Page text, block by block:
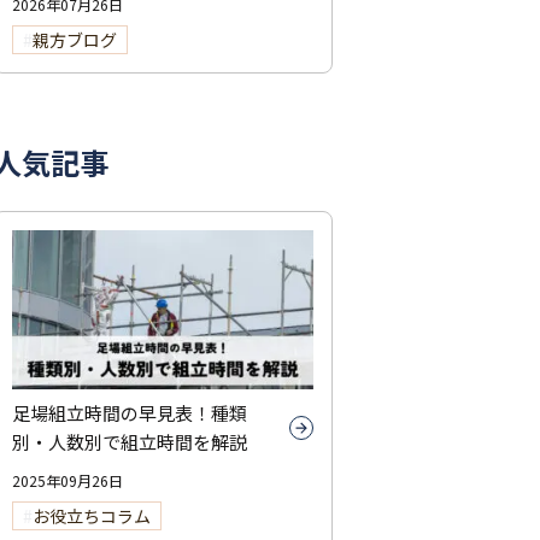
2026年07月26日
親方ブログ
気記事
足場組立時間の早見表！種類
別・人数別で組立時間を解説
2025年09月26日
お役立ちコラム